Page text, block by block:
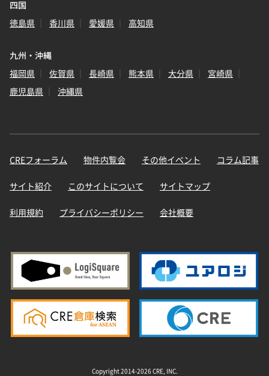
四国
徳島県
香川県 愛媛県 高知県
九州・沖縄
福岡県
佐賀県 長崎県 熊本県 大分県
宮崎県
鹿児島県
沖縄県
CREフォーラム 物件内覧会 その他イベント コラム記事
サイト紹介 このサイトについて サイトマップ
利用規約 プライバシーポリシー 会社概要
Copyright 2014-2026 CRE, INC.